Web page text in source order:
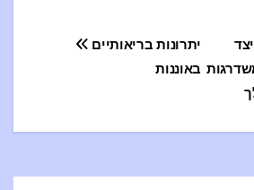
באוננות